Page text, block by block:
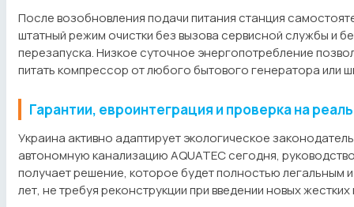
После возобновления подачи питания станция
штатный режим очистки без вызова сервисной службы и
перезапуска. Низкое суточное энергопотребление
питать компрессор от любого бытового генератора или
Гарантии, евроинтеграция и проверка на
Украина активно адаптирует экологическое
автономную канализацию AQUATEC сегодня,
получает решение, которое будет полностью легальным и
лет, не требуя реконструкции при введении новых